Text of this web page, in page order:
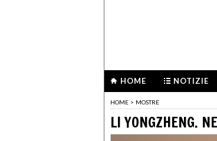
HOME NOTIZIE
HOME > MOSTRE
LI YONGZHENG.